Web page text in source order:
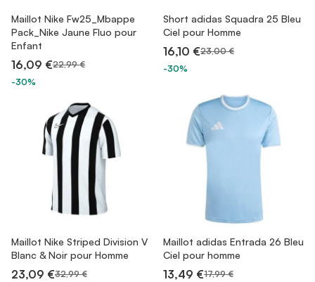
Maillot Nike Fw25_Mbappe
Pack_Nike Jaune Fluo pour
Enfant
16,09 €22,99 €
-30%
Short adidas Squadra 25 Bleu
Ciel pour Homme
16,10 €23,00 €
-30%
Maillot Nike Striped Division V
Blanc & Noir pour Homme
23,09 €32,99 €
Maillot adidas Entrada 26 Bleu
Ciel pour homme
13,49 €17,99 €